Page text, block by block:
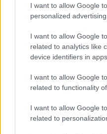
I want to allow Google
personalized advertising.
I want to allow Google
related to analytics like
device identifiers in apps.
I want to allow Google
related to functionality
I want to allow Google
related to
Oszd meg ezt a
Whatsapp
ELŐZŐ POSZT